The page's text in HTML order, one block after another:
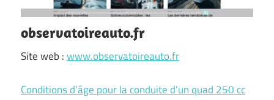
observatoireauto.fr
Site web :www.observatoireauto.fr
Conditions d’âge pour la conduite d’un quad 250 cc